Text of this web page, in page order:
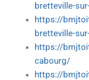
bretteville-
https://
bretteville-
https://
cabourg/
https://